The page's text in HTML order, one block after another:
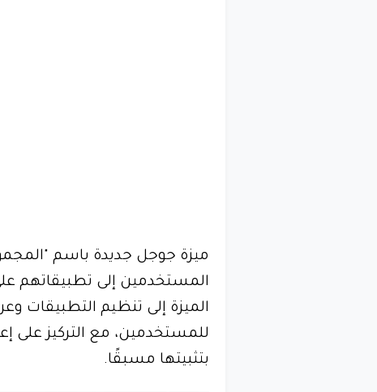
المستخدمين إلى تطبيقاتهم
الميزة إلى تنظيم التطبيقات
للمستخدمين، مع التركيز على
بتثبيتها مسبقًا.